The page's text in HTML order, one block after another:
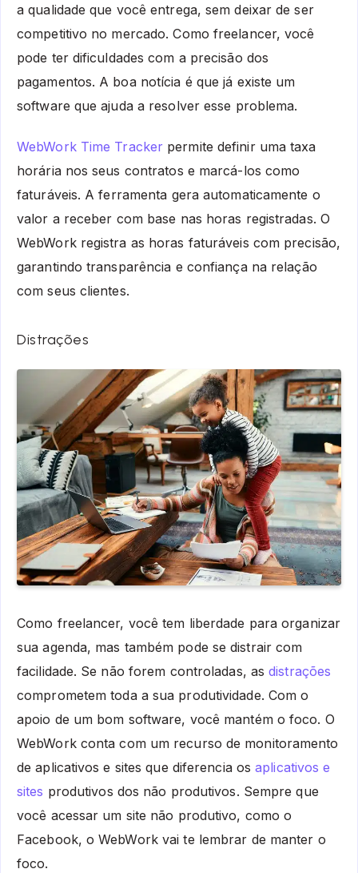
a qualidade que você entrega, sem deixar de ser
competitivo no mercado. Como freelancer, você
pode ter dificuldades com a precisão dos
pagamentos. A boa notícia é que já existe um
software que ajuda a resolver esse problema.
WebWork Time Tracker permite definir uma taxa
horária nos seus contratos e marcá-los como
faturáveis. A ferramenta gera automaticamente o
valor a receber com base nas horas registradas. O
WebWork registra as horas faturáveis com precisão,
garantindo transparência e confiança na relação
com seus clientes.
Distrações
Como freelancer, você tem liberdade para organizar
sua agenda, mas também pode se distrair com
facilidade. Se não forem controladas, as distrações
comprometem toda a sua produtividade. Com o
apoio de um bom software, você mantém o foco. O
WebWork conta com um recurso de monitoramento
de aplicativos e sites que diferencia os aplicativos e
sites produtivos dos não produtivos. Sempre que
você acessar um site não produtivo, como o
Facebook, o WebWork vai te lembrar de manter o
foco.